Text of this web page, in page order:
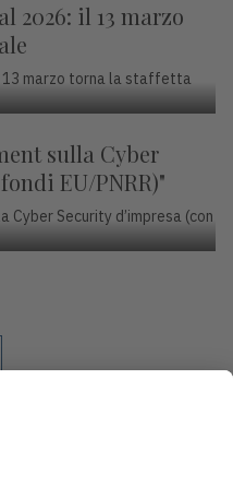
2026: il 13 marzo
sulla Cyber
EU/PNRR)"